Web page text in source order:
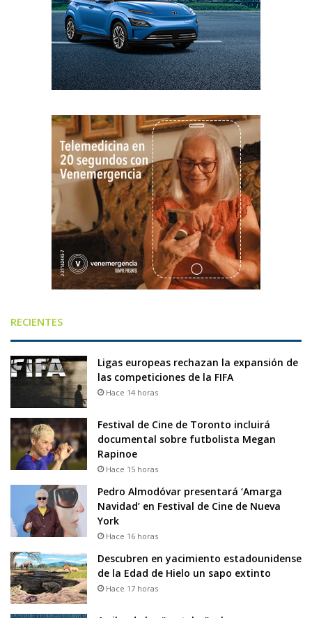
RECIENTES
Ligas europeas rechazan la expansión de
las competiciones de la FIFA
Hace 14 horas
Festival de Cine de Toronto incluirá
documental sobre futbolista Megan
Rapinoe
Hace 15 horas
Pedro Almodóvar presentará ‘Amarga
Navidad’ en Festival de Cine de Nueva
York
Hace 16 horas
Descubren en yacimiento estadounidense
de la Edad de Hielo un sapo extinto
Hace 17 horas